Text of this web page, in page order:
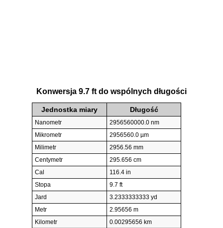
Konwersja 9.7 ft do wspólnych długości
Jednostka miary Długość
Nanometr
2956560000.0 nm
Mikrometr
2956560.0 µm
Milimetr
2956.56 mm
Centymetr
295.656 cm
Cal
116.4 in
Stopa
9.7 ft
Jard
3.2333333333 yd
Metr
2.95656 m
Kilometr
0.00295656 km